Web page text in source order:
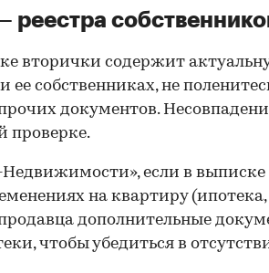
реестра
вторички содержит
собственниках, не
документов.
проверке.
если в выписке
на квартиру (ипотека,
продавца дополнительные
чтобы убедиться в